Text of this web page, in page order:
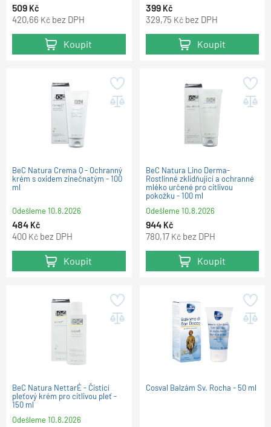
509 Kč
420,66 Kč bez DPH
Koupit
399 Kč
329,75 Kč bez DPH
Koupit
BeC Natura Crema Q - Ochranný
krém s oxidem zinečnatým - 100
ml
Odešleme10.8.2026
484 Kč
400 Kč bez DPH
Koupit
BeC Natura Lino Derma-
Rostlinné zklidňující a ochranné
mléko určené pro citlivou
pokožku - 100 ml
Odešleme10.8.2026
944 Kč
780,17 Kč bez DPH
Koupit
BeC Natura NettarÉ - Čistící
pleťový krém pro citlivou pleť -
150 ml
Odešleme10.8.2026
Cosval Balzám Sv. Rocha - 50 ml